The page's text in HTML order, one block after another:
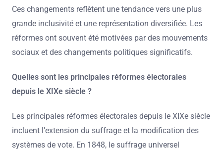
Ces changements reflètent une tendance vers une plus
grande inclusivité et une représentation diversifiée. Les
réformes ont souvent été motivées par des mouvements
sociaux et des changements politiques significatifs.
Quelles sont les principales réformes électorales
depuis le XIXe siècle ?
Les principales réformes électorales depuis le XIXe siècle
incluent l’extension du suffrage et la modification des
systèmes de vote. En 1848, le suffrage universel